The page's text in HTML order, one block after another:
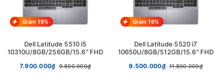
Hotline: 0964256379.
Giảm 19%
Dell Latitude 5510 i5
10310U/8GB/256GB/15.6" FHD
7.900.000₫ 9.800.000₫
Giảm 19%
Dell Latitude 5520 i7
10650U/8GB/512GB/15.6" FHD
9.500.000₫ 11.800.000₫